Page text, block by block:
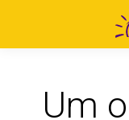
Um